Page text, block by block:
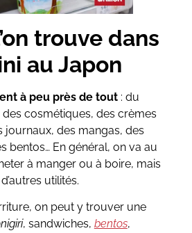
trouve dans
au Japon
à peu près de tout: du
cosmétiques, des crèmes
journaux, des mangas, des
bentos… En général, on va au
à manger ou à boire, mais
utilités.
on peut y trouver une
, sandwiches, bentos,